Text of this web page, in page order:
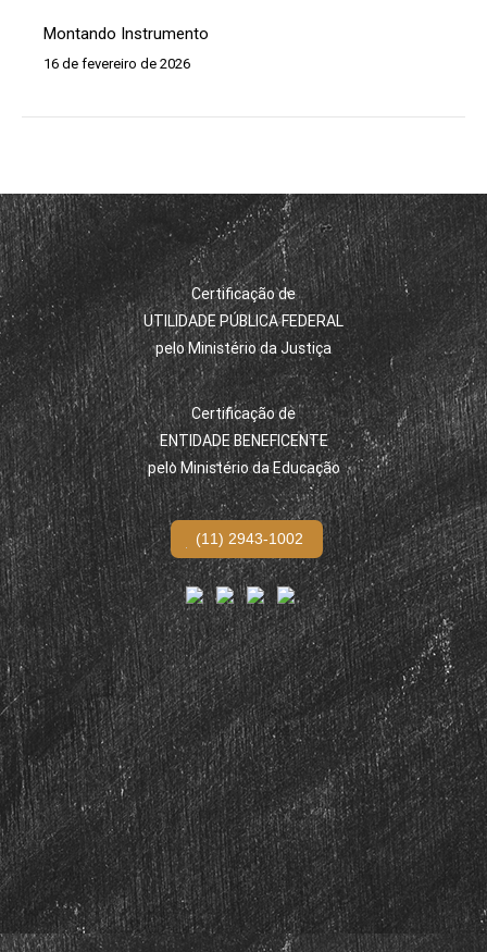
Montando Instrumento
16 de fevereiro de 2026
Certificação de
UTILIDADE PÚBLICA FEDERAL
pelo Ministério da Justiça
Certificação de
ENTIDADE BENEFICENTE
pelo Ministério da Educação
(11) 2943-1002